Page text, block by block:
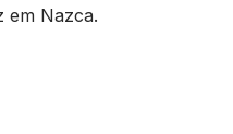
em Nazca.